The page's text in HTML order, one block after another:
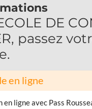
DE
passez
en ligne
en ligne avec Pass